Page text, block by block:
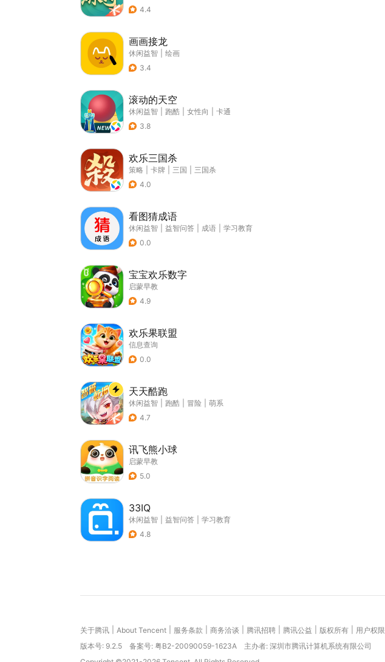
4.4
画画接龙
休闲益智
绘画
3.4
滚动的天空
休闲益智 跑酷 女性向
卡通
3.8
欢乐三国杀
策略 卡牌 三国
三国杀
4.0
看图猜成语
休闲益智 益智问答 成语
学习教育
0.0
宝宝欢乐数字
启蒙早教
4.9
欢乐果联盟
信息查询
0.0
天天酷跑
休闲益智 跑酷 冒险
萌系
4.7
讯飞熊小球
启蒙早教
5.0
33IQ
休闲益智 益智问答
学习教育
4.8
关于腾讯 About Tencent 服务条款 商务洽谈 腾讯招聘 腾讯公益 版权所有 用户权限
版本号: 9.2.5 备案号: 粤B2-20090059-1623A
主办者: 深圳市腾讯计算机系统有限公司